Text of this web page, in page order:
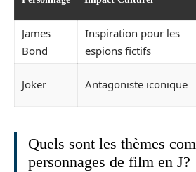
James
Bond
Inspiration pour les
espions fictifs
Joker Antagoniste iconique
Quels sont les thèmes
personnages de film en J?